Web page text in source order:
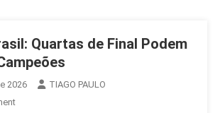
Quartas de Final Podem
2026
TIAGO PAULO
On